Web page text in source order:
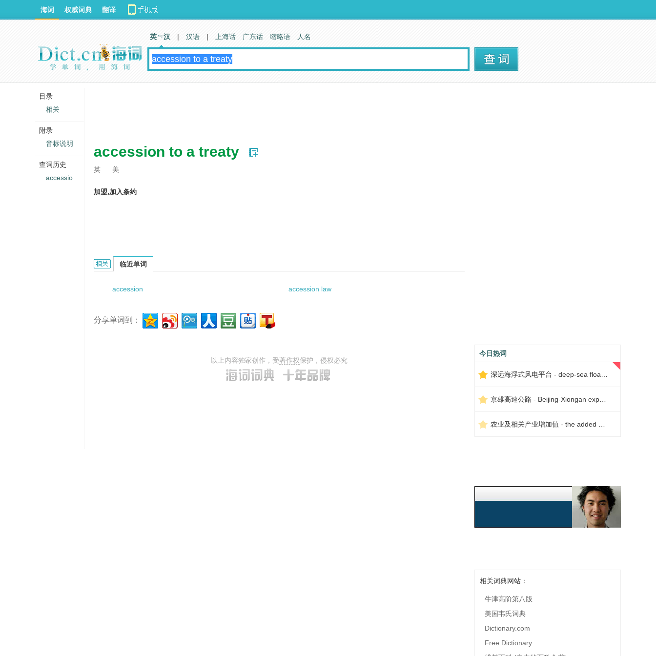
accession to a treaty
英 美
加盟,加入条约
accession to a treaty的相关资料：
临近单词
accession accession law
分享单词到：
以上内容独家创作，受著作权保护，侵权必究
今日热词
相关词典网站：
牛津高阶第八版
美国韦氏词典
Dictionary.com
Free Dictionary
海词 权威词典 翻译
英 汉 | 汉语 | 上海话 广东话 缩略语 人名
目录
相关
附录
音标说明
查词历史
accessio